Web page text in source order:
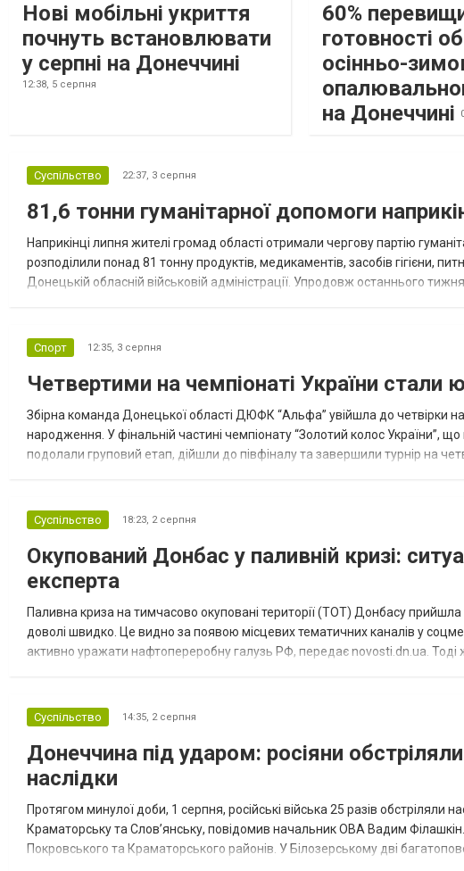
Нові мобільні укриття
почнуть встановлювати
у серпні на Донеччині
12:38, 5 серпня
60%
готовності
осінньо-
на Донеччині
Суспільство 22:37, 3 серпня
81,6 тонни гуманітарної допомоги
Наприкінці липня жителі громад області отримали чергову партію
розподілили понад 81 тонну продуктів, медикаментів, засобів гігієни,
Донецькій обласній військовій адміністрації. Упродовж останнього
Спорт 12:35, 3 серпня
Четвертими на чемпіонаті України стали
Збірна команда Донецької області ДЮФК “Альфа” увійшла до четвірки
народження. У фінальній частині чемпіонату “Золотий колос України”,
подолали груповий етап, дійшли до півфіналу та завершили турнір на
Суспільство 18:23, 2 серпня
Окупований Донбас у паливній кризі:
експерта
Паливна криза на тимчасово окуповані території (ТОТ) Донбасу
доволі швидко. Це видно за появою місцевих тематичних каналів у
активно уражати нафтопереробну галузь РФ, передає novosti.dn.ua. Тоді
Суспільство 14:35, 2 серпня
Донеччина під ударом: росіяни
наслідки
Протягом минулої доби, 1 серпня, російські війська 25 разів обстріляли
Краматорську та Слов’янську, повідомив начальник ОВА Вадим
Покровського та Краматорського районів. У Білозерському дві